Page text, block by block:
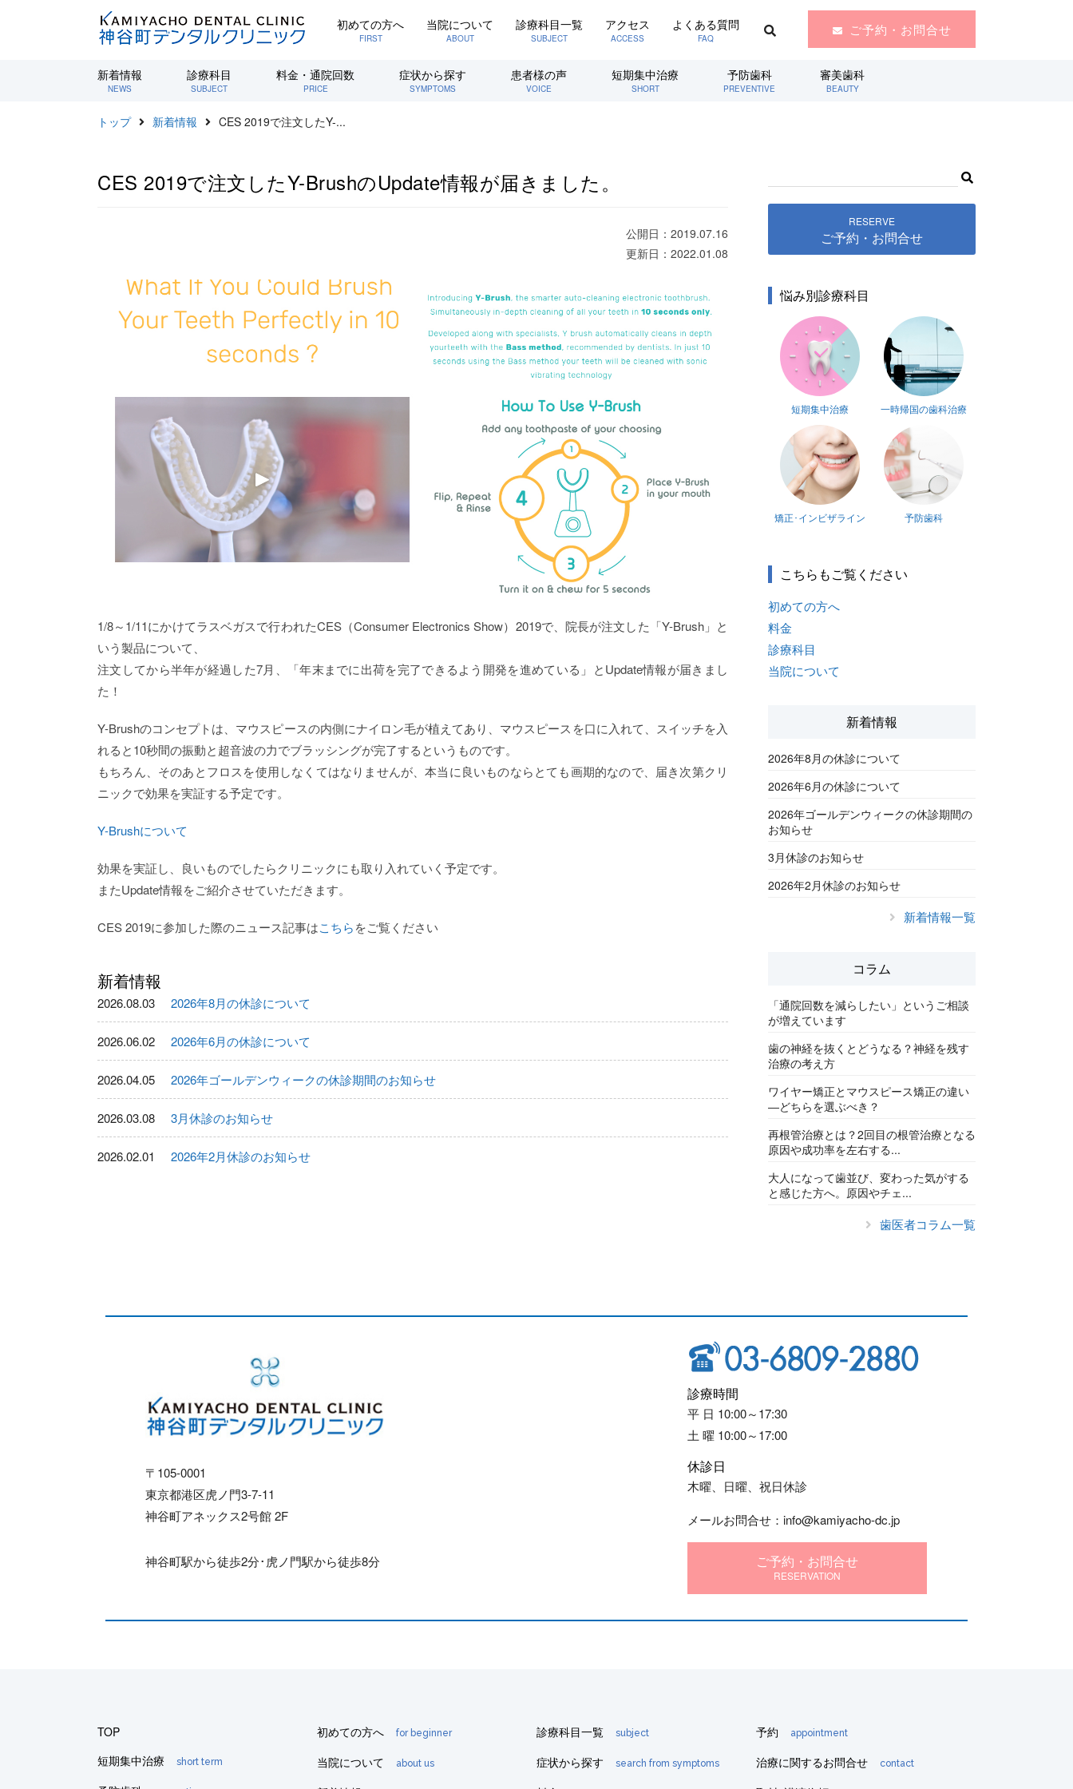
初めての方へ
FIRST
当院について
ABOUT
診療科目一覧
SUBJECT
アクセス
ACCESS
よくある質問
FAQ
新着情報
NEWS
診療科目
SUBJECT
料金・通院回数
PRICE
症状から探す
SYMPTOMS
患者様の声
VOICE
短期集中治療
SHORT
予防歯科
PREVENTIVE
審美歯科
BEAUTY
ご予約・お問合せ
トップ 新着情報 CES 2019で注文したY-...
CES 2019で注文したY-BrushのUpdate情報が届きました。
公開日：2019.07.16
更新日：2022.01.08
1/8～1/11にかけてラスベガスで行われたCES（Consumer Electronics Show）2019で、院長が注文した「Y-Brush」と
いう製品について、
注文してから半年が経過した7月、「年末までに出荷を完了できるよう開発を進めている」とUpdate情報が届きまし
た！
Y-Brushのコンセプトは、マウスピースの内側にナイロン毛が植えてあり、マウスピースを口に入れて、スイッチを入
れると10秒間の振動と超音波の力でブラッシングが完了するというものです。
もちろん、そのあとフロスを使用しなくてはなりませんが、本当に良いものならとても画期的なので、届き次第クリ
ニックで効果を実証する予定です。
Y-Brushについて
効果を実証し、良いものでしたらクリニックにも取り入れていく予定です。
またUpdate情報をご紹介させていただきます。
CES 2019に参加した際のニュース記事はこちらをご覧ください
新着情報
2026.08.03 2026年8月の休診について
2026.06.02 2026年6月の休診について
2026.04.05 2026年ゴールデンウィークの休診期間のお知らせ
2026.03.08 3月休診のお知らせ
2026.02.01 2026年2月休診のお知らせ
RESERVE
ご予約・お問合せ
悩み別診療科目
短期集中治療 一時帰国の歯科治療
矯正･インビザライン 予防歯科
こちらもご覧ください
初めての方へ
料金
診療科目
当院について
新着情報
2026年8月の休診について
2026年6月の休診について
2026年ゴールデンウィークの休診期間の
お知らせ
3月休診のお知らせ
2026年2月休診のお知らせ
新着情報一覧
コラム
「通院回数を減らしたい」というご相談
が増えています
歯の神経を抜くとどうなる？神経を残す
治療の考え方
ワイヤー矯正とマウスピース矯正の違い
―どちらを選ぶべき？
再根管治療とは？2回目の根管治療となる
原因や成功率を左右する...
大人になって歯並び、変わった気がする
と感じた方へ。原因やチェ...
歯医者コラム一覧
〒105-0001
東京都港区虎ノ門3-7-11
神谷町アネックス2号館 2F
神谷町駅から徒歩2分･虎ノ門駅から徒歩8分
診療時間
平 日 10:00～17:30
土 曜 10:00～17:00
休診日
木曜、日曜、祝日休診
メールお問合せ：info@kamiyacho-dc.jp
ご予約・お問合せ
RESERVATION
TOP
短期集中治療
short term
初めての方へ for beginner
当院について about us
診療科目一覧 subject
症状から探す search from symptoms
予約 appointment
治療に関するお問合せ contact